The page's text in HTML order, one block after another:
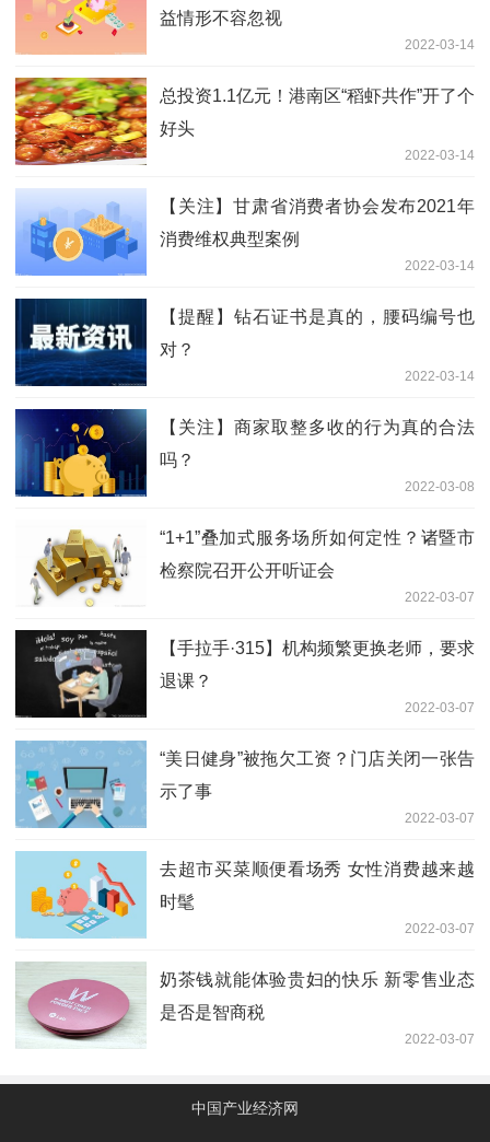
益情形不容忽视
2022-03-14
总投资1.1亿元！港南区“稻虾共作”开了个
好头
2022-03-14
【关注】甘肃省消费者协会发布2021年
消费维权典型案例
2022-03-14
【提醒】钻石证书是真的，腰码编号也
对？
2022-03-14
【关注】商家取整多收的行为真的合法
吗？
2022-03-08
“1+1”叠加式服务场所如何定性？诸暨市
检察院召开公开听证会
2022-03-07
【手拉手·315】机构频繁更换老师，要求
退课？
2022-03-07
“美日健身”被拖欠工资？门店关闭一张告
示了事
2022-03-07
去超市买菜顺便看场秀 女性消费越来越
时髦
2022-03-07
奶茶钱就能体验贵妇的快乐 新零售业态
是否是智商税
2022-03-07
中国产业经济网